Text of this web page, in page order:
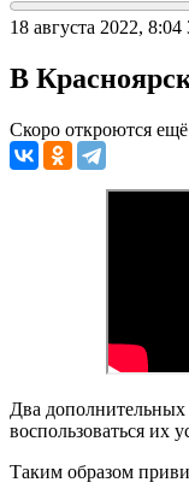
18 августа 2022, 8:04
В
Скоро откроются
Два
воспользоваться их
Таким образом